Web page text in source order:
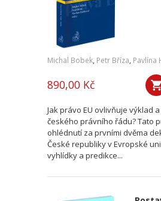
Michal Bobek, Petr Bříza, Pavlína
890,00 Kč
Jak právo EU ovlivňuje výklad
českého právního řádu? Tato
ohlédnutí za prvními dvěma
České republiky v Evropské
vyhlídky a predikce...